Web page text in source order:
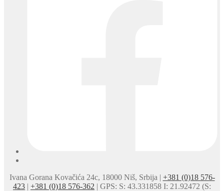
Ivana Gorana Kovačića 24c, 18000 Niš, Srbija | +381 (0)18 576-
423
+381 (0)18 576-362 | GPS: S: 43.331858 I: 21.92472 (S: